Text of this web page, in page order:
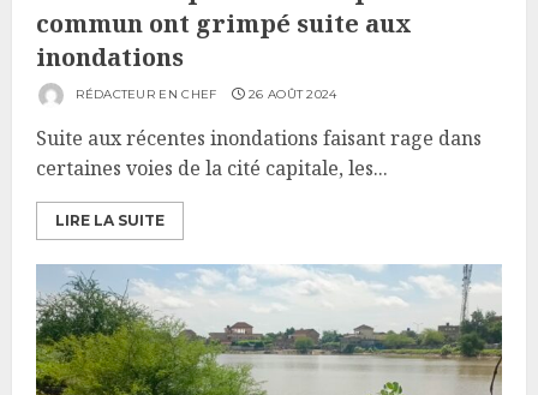
commun ont grimpé suite aux
inondations
RÉDACTEUR EN CHEF 26 AOÛT 2024
Suite aux récentes inondations faisant rage dans
certaines voies de la cité capitale, les...
LIRE LA SUITE